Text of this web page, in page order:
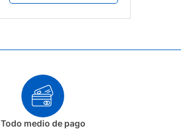
Todo medio de pago